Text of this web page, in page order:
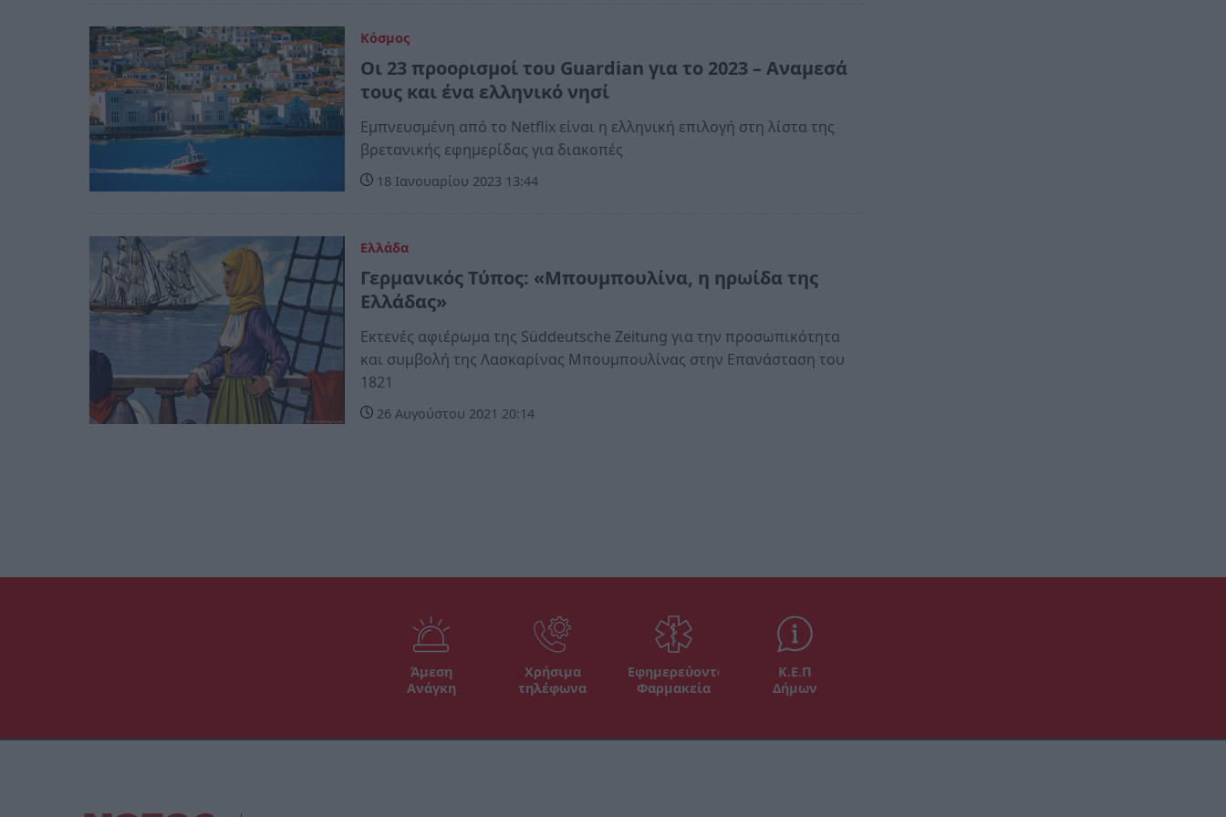
Κόσμος
Oι 23 προορισμοί του Guardian για το 2023 – Αναμεσά
τους και ένα ελληνικό νησί
Εμπνευσμένη από το Νetflix είναι η ελληνική επιλογή στη λίστα της
βρετανικής εφημερίδας για διακοπές
18 Ιανουαρίου 2023 13:44
Ελλάδα
Γερμανικός Τύπος: «Μπουμπουλίνα, η ηρωίδα της
Ελλάδας»
Eκτενές αφιέρωμα της Süddeutsche Zeitung για την προσωπικότητα
και συμβολή της Λασκαρίνας Μπουμπουλίνας στην Επανάσταση του
1821
26 Αυγούστου 2021 20:14
Άμεση
Ανάγκη
Χρήσιμα
τηλέφωνα
Εφημερεύοντα
Φαρμακεία
Κ.Ε.Π
Δήμων